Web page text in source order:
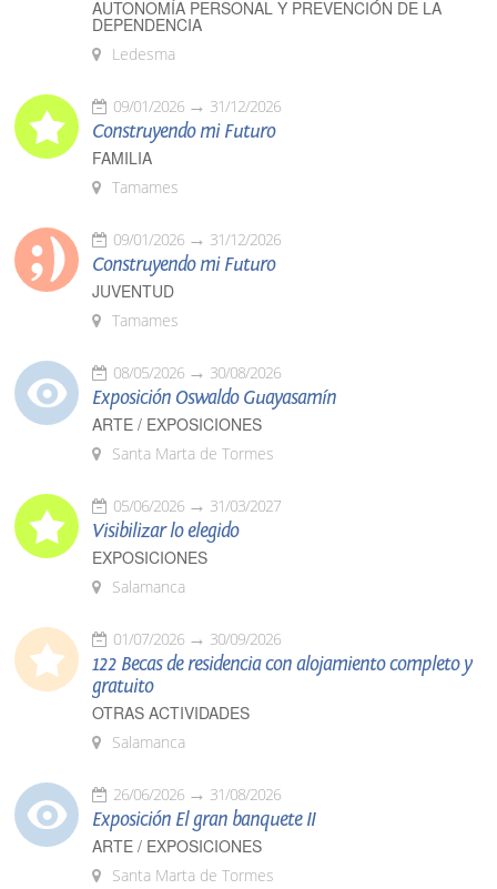
AUTONOMÍA PERSONAL Y PREVENCIÓN DE LA
DEPENDENCIA
Ledesma
09/01/2026 31/12/2026
Construyendo mi Futuro
FAMILIA
Tamames
09/01/2026 31/12/2026
Construyendo mi Futuro
JUVENTUD
Tamames
08/05/2026 30/08/2026
Exposición Oswaldo Guayasamín
ARTE / EXPOSICIONES
Santa Marta de Tormes
05/06/2026 31/03/2027
Visibilizar lo elegido
EXPOSICIONES
Salamanca
01/07/2026 30/09/2026
122 Becas de residencia con alojamiento completo y
gratuito
OTRAS ACTIVIDADES
Salamanca
26/06/2026 31/08/2026
Exposición El gran banquete II
ARTE / EXPOSICIONES
Santa Marta de Tormes